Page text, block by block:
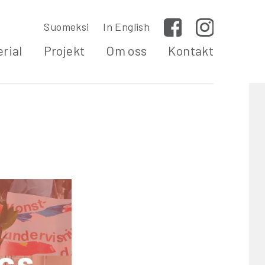
Suomeksi In English Facebook
Projekt Om oss Kontakt